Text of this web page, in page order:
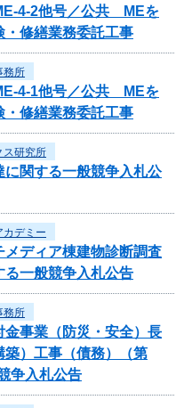
4-2他号／公共 MEを
・修繕業務委託工事
務所
4-1他号／公共 MEを
・修繕業務委託工事
ス研究所
関する一般競争入札公
カデミー
ディア棟建物診断調査
る一般競争入札公告
務所
事業（防災・安全）長
）工事（債務）（第
争入札公告